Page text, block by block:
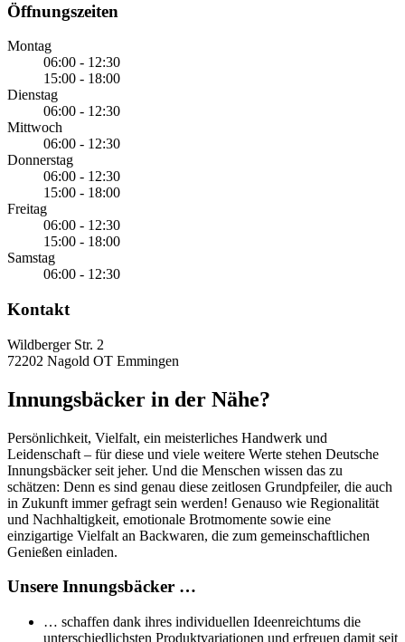
Öffnungszeiten
Montag
06:00 - 12:30
15:00 - 18:00
Dienstag
06:00 - 12:30
Mittwoch
06:00 - 12:30
Donnerstag
06:00 - 12:30
15:00 - 18:00
Freitag
06:00 - 12:30
15:00 - 18:00
Samstag
06:00 - 12:30
Kontakt
Wildberger Str. 2
72202 Nagold OT Emmingen
Innungsbäcker in der Nähe?
Persönlichkeit, Vielfalt, ein meisterliches Handwerk und
Leidenschaft – für diese und viele weitere Werte stehen Deutsche
Innungsbäcker seit jeher. Und die Menschen wissen das zu
schätzen: Denn es sind genau diese zeitlosen Grundpfeiler, die auch
in Zukunft immer gefragt sein werden! Genauso wie Regionalität
und Nachhaltigkeit, emotionale Brotmomente sowie eine
einzigartige Vielfalt an Backwaren, die zum gemeinschaftlichen
Genießen einladen.
Unsere Innungsbäcker …
… schaffen dank ihres individuellen Ideenreichtums die
unterschiedlichsten Produktvariationen und erfreuen damit seit